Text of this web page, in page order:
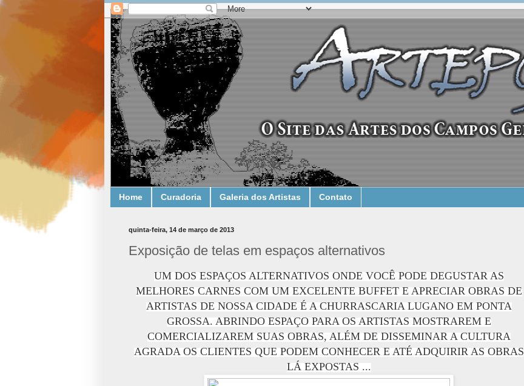
Home Curadoria Galeria dos Artistas Contato
quinta-feira, 14 de março de 2013
Exposição de telas em espaços alternativos
UM DOS ESPAÇOS ALTERNATIVOS ONDE VOCÊ PODE DEGUSTAR AS
MELHORES CARNES COM UM EXCELENTE BUFFET E APRECIAR OBRAS DE
ARTISTAS DE NOSSA CIDADE É A CHURRASCARIA LUGANO EM PONTA
GROSSA. ABRINDO ESPAÇO PARA OS ARTISTAS MOSTRAREM E
COMERCIALIZAREM SUAS OBRAS, ALÉM DE DISSEMINAR A CULTURA
AGRADA OS CLIENTES QUE PODEM CONHECER E ATÉ ADQUIRIR AS OBRAS
LÁ EXPOSTAS ...